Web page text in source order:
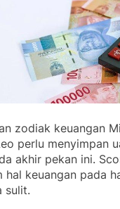
zodiak keuangan
perlu menyimpan
akhir pekan ini.
hal keuangan pada
sulit.